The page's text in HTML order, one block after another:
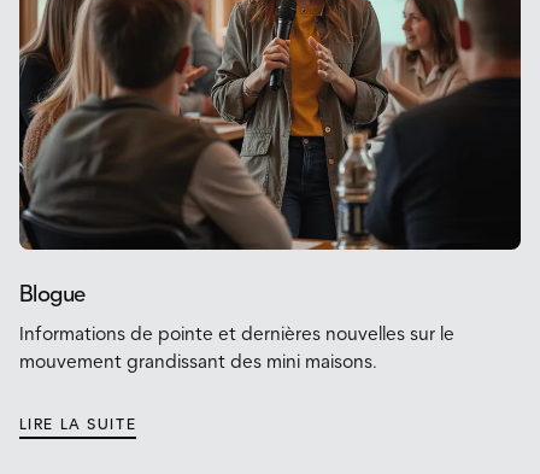
Blogue
Informations de pointe et dernières nouvelles sur le
mouvement grandissant des mini maisons.
LIRE LA SUITE